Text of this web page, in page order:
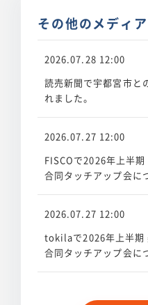
その他のメディ
2026.07.28 12:00
読売新聞で宇都宮市と
れました。
2026.07.27 12:00
FISCOで2026年上半期
合同タッチアップ会に
2026.07.27 12:00
tokilaで2026年上半期
合同タッチアップ会に